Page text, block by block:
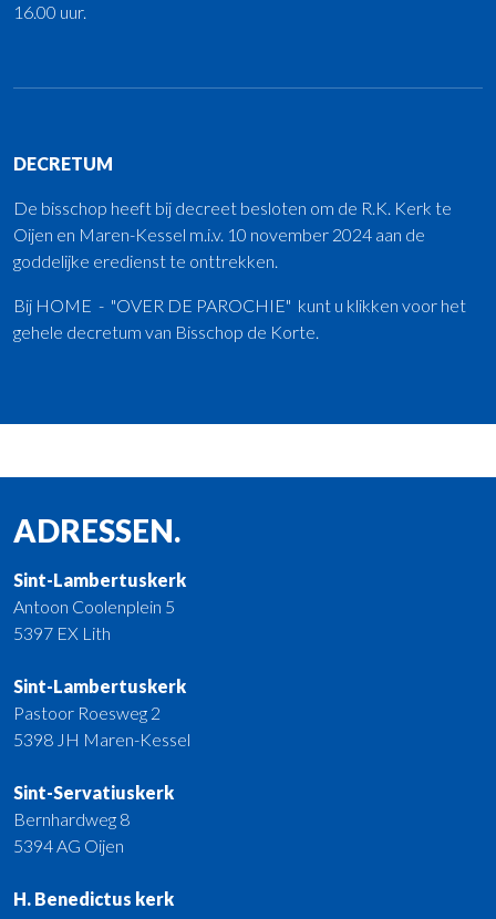
16.00 uur.
DECRETUM
De bisschop heeft bij decreet besloten om de R.K. Kerk te
Oijen en Maren-Kessel m.i.v. 10 november 2024 aan de
goddelijke eredienst te onttrekken.
Bij HOME - "OVER DE PAROCHIE" kunt u klikken voor het
gehele decretum van Bisschop de Korte.
ADRESSEN.
Sint-Lambertuskerk
Antoon Coolenplein 5
5397 EX Lith
Sint-Lambertuskerk
Pastoor Roesweg 2
5398 JH Maren-Kessel
Sint-Servatiuskerk
Bernhardweg 8
5394 AG Oijen
H. Benedictus kerk